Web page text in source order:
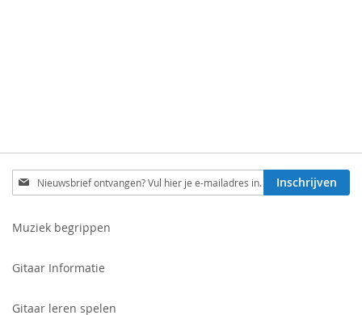
Schrijf
je
voor
Inschrijven
Muziek begrippen
Gitaar Informatie
Gitaar leren spelen